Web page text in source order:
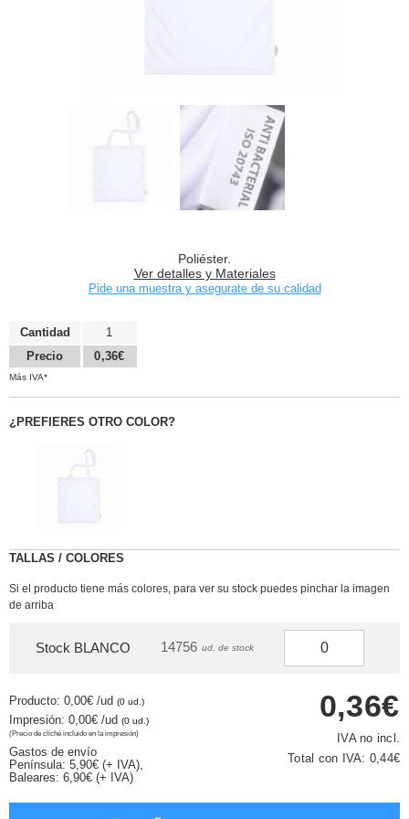
Poliéster.
Ver detalles y Materiales
Pide una muestra y asegurate de su calidad
Cantidad
Precio
1
0,36€
Más IVA*
¿PREFIERES OTRO COLOR?
TALLAS / COLORES
Si el producto tiene más colores, para ver su stock puedes pinchar la imagen
de arriba
Stock BLANCO 14756 ud. de stock
Producto: 0,00€ /ud (0 ud.)
Impresión: 0,00€ /ud (0 ud.)
(Precio de cliché incluido en la impresión)
Gastos de envío
Península: 5,90€ (+ IVA),
Baleares: 6,90€ (+ IVA)
0,36€
IVA no incl.
Total con IVA: 0,44€